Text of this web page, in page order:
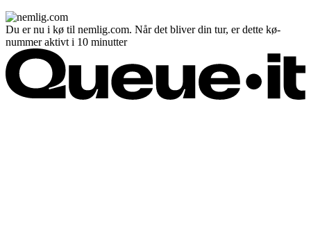
Du er nu i kø til nemlig.com. Når det bliver din tur, er dette kø-
nummer aktivt i 10 minutter